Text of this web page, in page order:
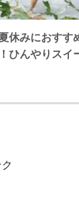
夏休みにおす
ひんやりスイ